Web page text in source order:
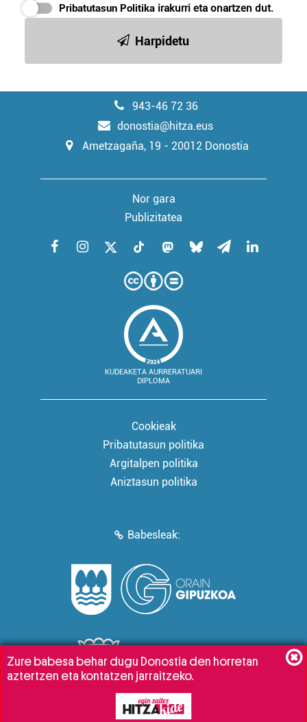
Pribatutasun Politika irakurri eta onartzen dut.
Harpidetu
943-46 72 36
donostia@hitza.eus
Ametzagaña, 19 - 20012 Donostia
Nor gara
Publizitatea
KUDEAKETA AURRERATUARI
DIPLOMA
Cookieak
Pribatutasun politika
Argitalpen politika
Aniztasun politika
Babesleak:
Zure babesa behar dugu Donostia den horretan
aztertzen eta kontatzen jarraitzeko.